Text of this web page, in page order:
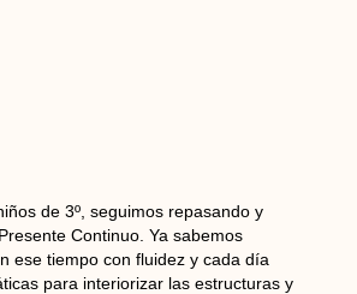
de 3º, seguimos repasando y
Continuo. Ya sabemos
ese tiempo con fluidez y cada día
para interiorizar las estructuras y